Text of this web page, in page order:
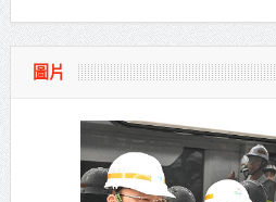
圖片